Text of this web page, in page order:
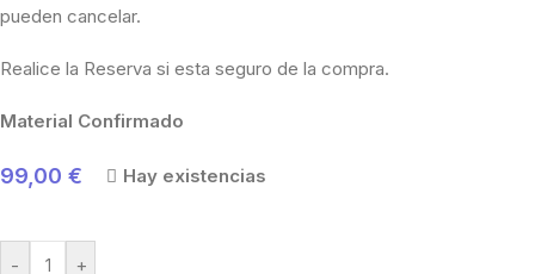
pueden cancelar.
Realice la Reserva si esta seguro de la compra.
Material Confirmado
99,00 € Hay existencias
- +